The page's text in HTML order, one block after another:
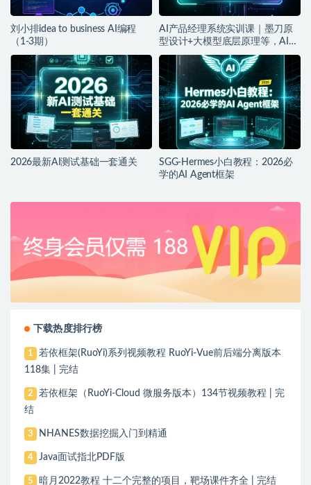
刘小排idea to business AI编程
（1-3期）
AI产品经理系统实训课｜墨刀原
型设计+大模型底层原理等，AI产
品落地实战教程
2026最新AI测试基础一套通关
SGG-Hermes小白教程：2026必
学的AI Agent框架
下载热度排行榜
1
若依框架(RuoYi)系列视频教程 RuoYi-Vue前后端分离版本
118集 | 完结
2
若依框架（RuoYi-Cloud 微服务版本）134节视频教程 | 完
结
3 NHANES数据挖掘入门到精通
4 Java面试指北PDF版
5 暗月2022教程 十二个完整的项目，靶场课件齐全 | 完结